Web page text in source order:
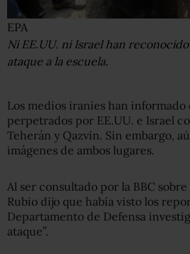
EPA
Ni EE.UU. ni Israel han
ataque a la escuela.
Los medios iraníes han informado
perpetrados por EE.UU. e Israel
Teherán y Qazvín. Sin embargo,
imágenes de ambos lugares.
Al ser consultado por la BBC
Rubio dijo que había visto los
Departamento de Defensa
ataque”.